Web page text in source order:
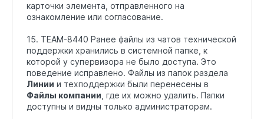
карточки элемента, отправленного на
ознакомление или согласование.
15. TEAM-8440 Ранее файлы из чатов технической
поддержки хранились в системной папке, к
которой у супервизора не было доступа. Это
поведение исправлено. Файлы из папок раздела
Линии и техподдержки были перенесены в
Файлы компании , где их можно удалить. Папки
доступны и видны только администраторам.